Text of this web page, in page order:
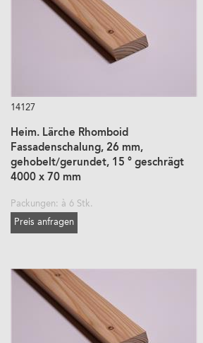
14127
Heim. Lärche Rhomboid
Fassadenschalung, 26 mm,
gehobelt/gerundet, 15 ° geschrägt
4000 x 70 mm
Packungen: à 6 Stk.
Preis anfragen